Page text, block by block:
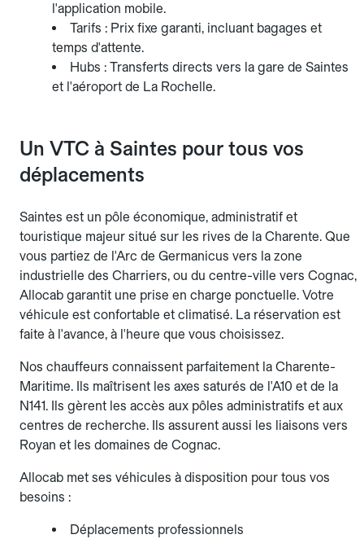
l'application mobile.
Tarifs : Prix fixe garanti, incluant bagages et
temps d'attente.
Hubs : Transferts directs vers la gare de Saintes
et l'aéroport de La Rochelle.
Un VTC à Saintes pour tous vos
déplacements
Saintes est un pôle économique, administratif et
touristique majeur situé sur les rives de la Charente. Que
vous partiez de l'Arc de Germanicus vers la zone
industrielle des Charriers, ou du centre-ville vers Cognac,
Allocab garantit une prise en charge ponctuelle. Votre
véhicule est confortable et climatisé. La réservation est
faite à l'avance, à l'heure que vous choisissez.
Nos chauffeurs connaissent parfaitement la Charente-
Maritime. Ils maîtrisent les axes saturés de l'A10 et de la
N141. Ils gèrent les accès aux pôles administratifs et aux
centres de recherche. Ils assurent aussi les liaisons vers
Royan et les domaines de Cognac.
Allocab met ses véhicules à disposition pour tous vos
besoins :
Déplacements professionnels